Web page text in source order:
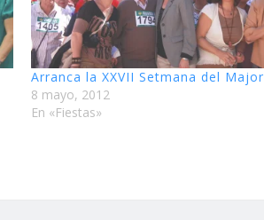
Arranca la XXVII Setmana del Major
8 mayo, 2012
En «Fiestas»